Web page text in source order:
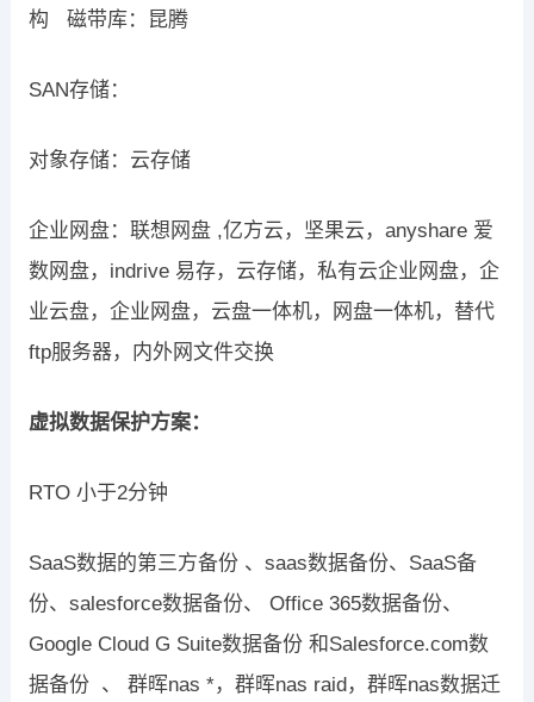
构 磁带库：昆腾
SAN存储：
对象存储：云存储
企业网盘：联想网盘 ,亿方云，坚果云，anyshare 爱
数网盘，indrive 易存，云存储，私有云企业网盘，企
业云盘，企业网盘，云盘一体机，网盘一体机，替代
ftp服务器，内外网文件交换
虚拟数据保护方案：
RTO 小于2分钟
SaaS数据的第三方备份 、saas数据备份、SaaS备
份、salesforce数据备份、 Office 365数据备份、
Google Cloud G Suite数据备份 和Salesforce.com数
据备份 、 群晖nas *，群晖nas raid，群晖nas数据迁